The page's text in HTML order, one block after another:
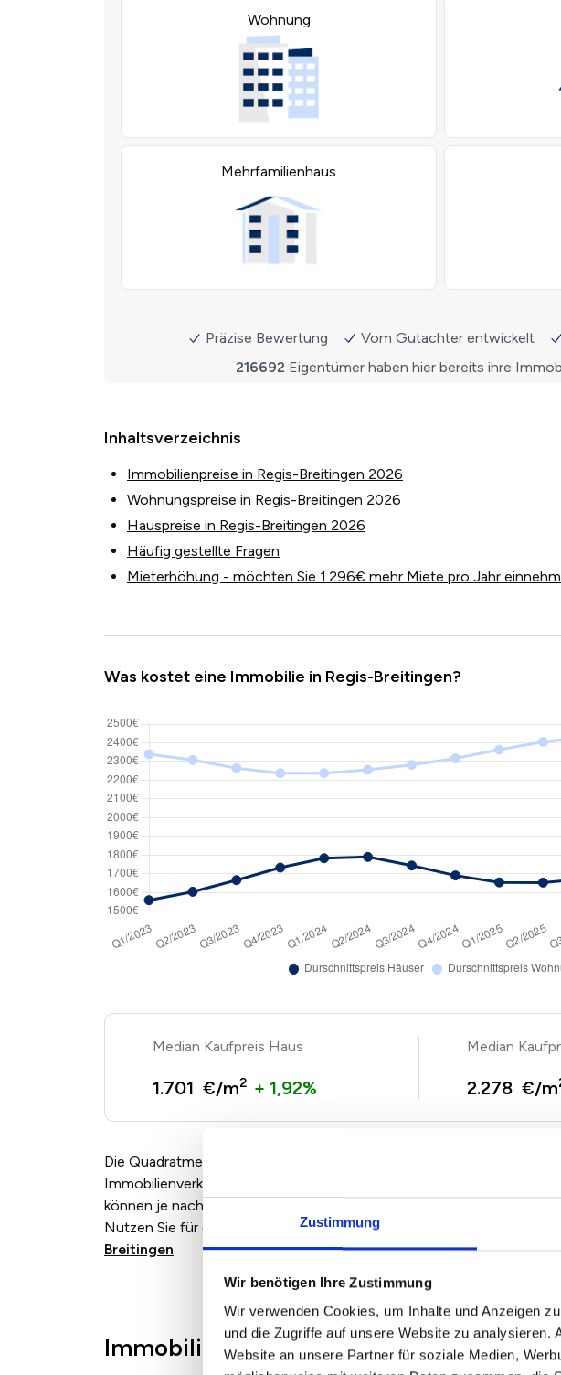
Zustimmung
Wir benötigen Ihre Zustimmung
Wir verwenden Cookies, um Inhalte und Anzeigen
und die Zugriffe auf unsere Website zu
Website an unsere Partner für soziale Medien,
Inhaltsverzeichnis
Immobilienpreise in Regis-Breitingen 2026
Wohnungspreise in Regis-Breitingen 2026
Hauspreise in Regis-Breitingen 2026
Häufig gestellte Fragen
Mieterhöhung - möchten Sie 1.296€ mehr Miete pro Jahr
Was kostet eine Immobilie in Regis-Breitingen?
Kaufpreis Haus
1.701 €/m2 + 1,92% 2.278 €/m
Die Quadratmeterpreise für Eigentumswohnungen und Häuser
Immobilienverkäufern und Maklern angebotenen Immobilien. Echte
können je nach Marktlage, Zustand und Ausstattung entsprechend
Nutzen Sie für eine individuelle Bewertung einfach unseren
Breitingen
Immobilienpreise in Regis-Breitingen